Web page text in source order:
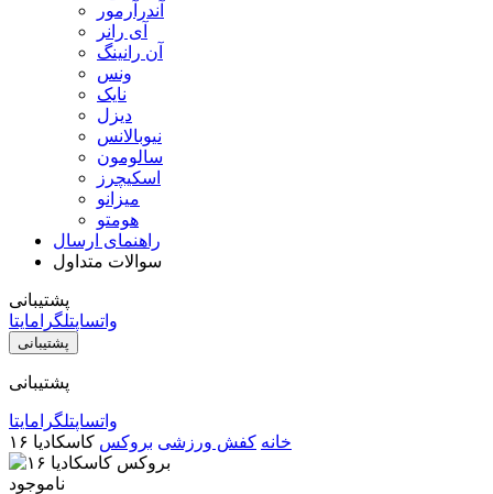
آندرآرمور
آی رانر
آن رانینگ
ونس
نایک
دیزل
نیوبالانس
سالومون
اسکیچرز
میزانو
هومتو
راهنمای ارسال
سوالات متداول
پشتیبانی
واتساپتلگرامایتا
پشتیبانی
پشتیبانی
واتساپتلگرامایتا
خانه کفش ورزشی بروکس کاسکادیا ۱۶
ناموجود